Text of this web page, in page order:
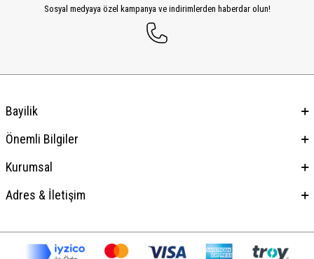
Sosyal medyaya özel kampanya ve indirimlerden haberdar olun!
Bayilik
Önemli Bilgiler
Kurumsal
Adres & İletişim